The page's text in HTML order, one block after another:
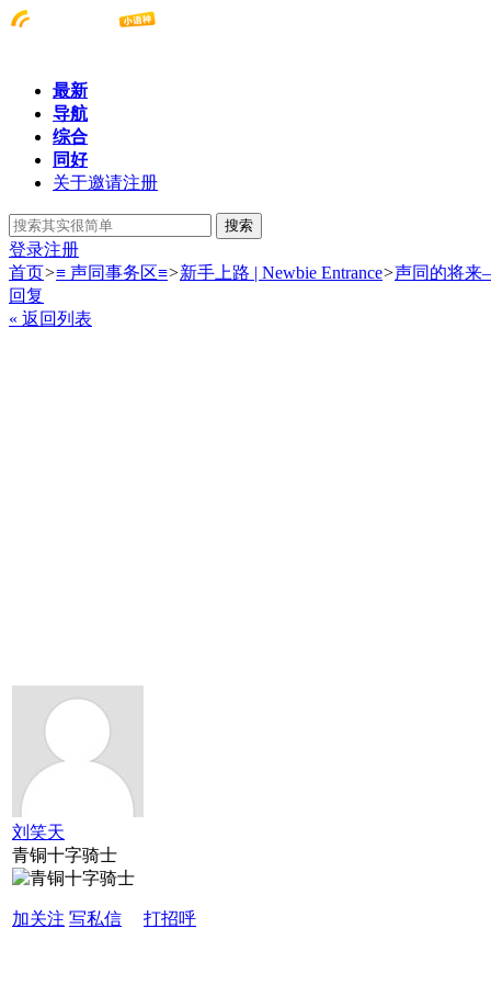
最新
导航
综合
同好
关于邀请注册
搜索
登录注册
首页>≡ 声同事务区≡>新手上路 | Newbie Entrance>声同的将
回复
« 返回列表
刘笑天
青铜十字骑士
加关注 写私信 打招呼